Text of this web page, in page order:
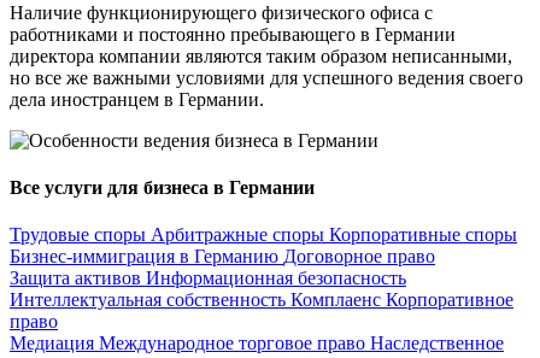
Наличие функционирующего физического офиса с
работниками и постоянно пребывающего в Германии
директора компании являются таким образом неписанными,
но все же важными условиями для успешного ведения своего
дела иностранцем в Германии.
Все услуги для бизнеса в Германии
Трудовые споры Арбитражные споры Корпоративные споры
Бизнес-иммиграция в Германию Договорное право
Защита активов Информационная безопасность
Интеллектуальная собственность Комплаенс Корпоративное
право
Медиация Международное торговое право Наследственное